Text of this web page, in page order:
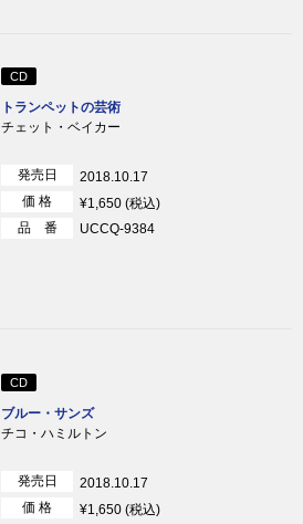
CD
トランペットの芸術
チェット・ベイカー
発売日
2018.10.17
価 格
¥1,650 (税込)
品 番
UCCQ-9384
CD
ブルー・サンズ
チコ・ハミルトン
発売日
2018.10.17
価 格
¥1,650 (税込)